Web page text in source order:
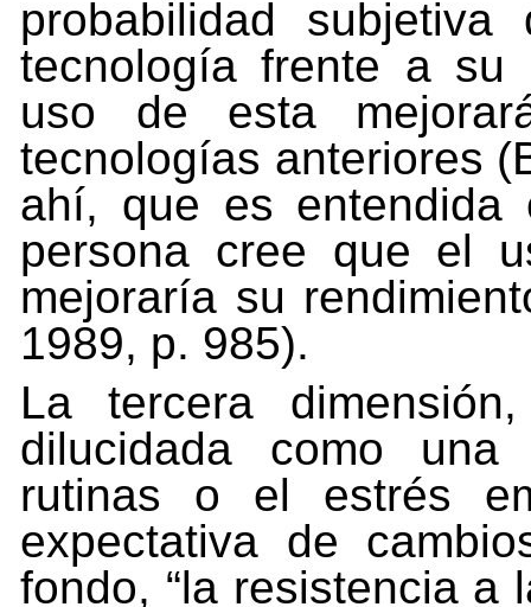
probabilidad
subjetiva
tecnología frente a su
uso de esta
tecnologías anteriores
ahí, que es entendida
persona cree que el
mejoraría su
1989, p. 985).
La
tercera
dimensión,
dilucidada
como
una
rutinas
o el
estrés
expectativa de
fondo, “la resistencia a